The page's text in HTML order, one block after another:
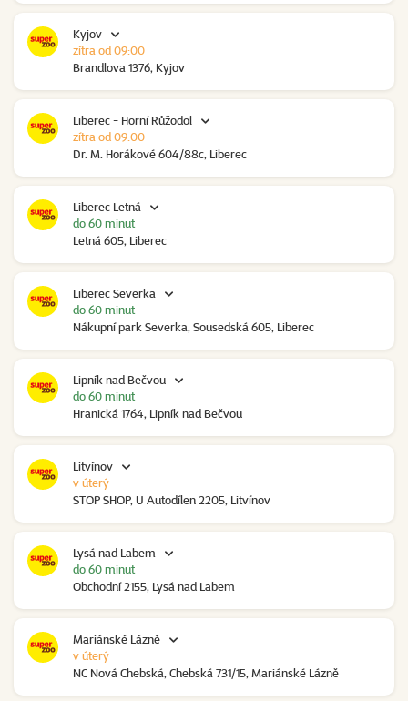
Kyjov
Brandlova 1376, Kyjov
zítra od 09:00
Liberec - Horní Růžodol
Dr. M. Horákové 604/88c, Liberec
zítra od 09:00
Liberec Letná
Letná 605, Liberec
do 60 minut
Liberec Severka
Nákupní park Severka, Sousedská 605, Liberec
do 60 minut
Lipník nad Bečvou
Hranická 1764, Lipník nad Bečvou
do 60 minut
Litvínov
STOP SHOP, U Autodílen 2205, Litvínov
v úterý
Lysá nad Labem
Obchodní 2155, Lysá nad Labem
do 60 minut
Mariánské Lázně
NC Nová Chebská, Chebská 731/15, Mariánské Lázně
v úterý